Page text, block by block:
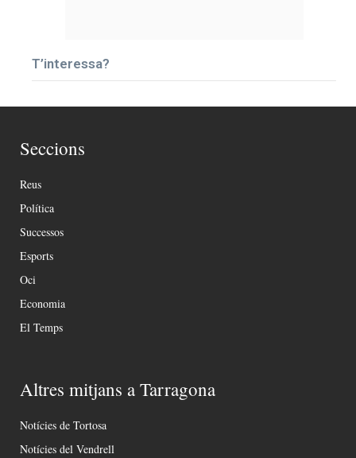
T’interessa?
Seccions
Reus
Política
Successos
Esports
Oci
Economia
El Temps
Altres mitjans a Tarragona
Notícies de Tortosa
Notícies del Vendrell